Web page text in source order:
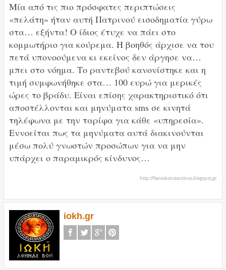
Μία από τις πιο πρόσφατες περιπτώσεις
«πελάτη» ήταν αυτή Πατρινού εισοδηματία γύρω
στα… εξήντα! Ο ίδιος έτυχε να πάει στο
κομμωτήριο για κούρεμα. Η βοηθός άρχισε να του
πετά υπονοούμενα κι εκείνος δεν άργησε να…
μπει στο νόημα. Το ραντεβού κανονίστηκε και η
τιμή συμφωνήθηκε στα… 100 ευρώ για μερικές
ώρες το βράδυ. Είναι επίσης χαρακτηριστικό ότι
αποστέλλονται και μηνύματα sms σε κινητά
τηλέφωνα με την ταρίφα για κάθε «υπηρεσία».
Εννοείται πως τα μηνύματα αυτά διακινούνται
μέσω πολύ γνωστών προσώπων για να μην
υπάρχει ο παραμικρός κίνδυνος…
http://flamiskonstantinos.blogspot.gr
iokh.gr